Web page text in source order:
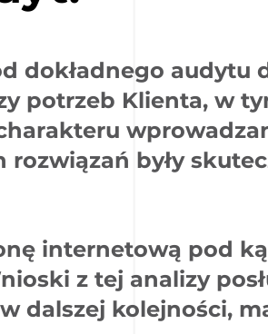
dokładnego
potrzeb Klienta, w
były
internetową pod
z tej analizy
dalszej kolejności,